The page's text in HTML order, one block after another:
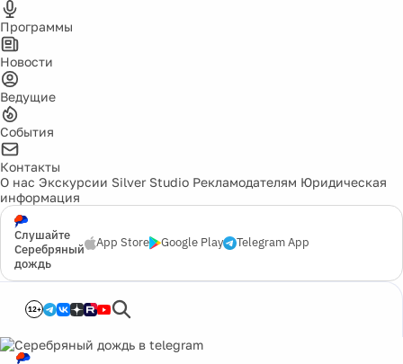
Программы
Новости
Ведущие
События
Контакты
О нас Экскурсии Silver Studio Рекламодателям Юридическая
информация
Слушайте
Серебряный
дождь
App Store Google Play Telegram App
12+